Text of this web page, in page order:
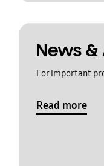
News &
For important
Read more